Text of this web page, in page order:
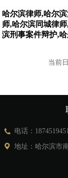
哈尔滨律师,哈尔
师,哈尔滨同城律
滨刑事案件辩护,
当前
电话：
地址：哈尔滨市